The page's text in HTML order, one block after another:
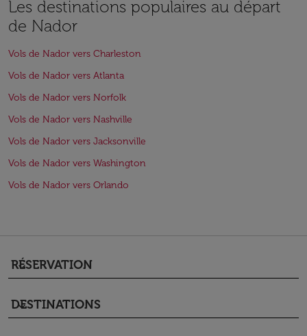
Les destinations populaires au départ
de Nador
Vols de Nador vers Charleston
Vols de Nador vers Atlanta
Vols de Nador vers Norfolk
Vols de Nador vers Nashville
Vols de Nador vers Jacksonville
Vols de Nador vers Washington
Vols de Nador vers Orlando
RÉSERVATION
keyboard_arrow_down
DESTINATIONS
keyboard_arrow_down